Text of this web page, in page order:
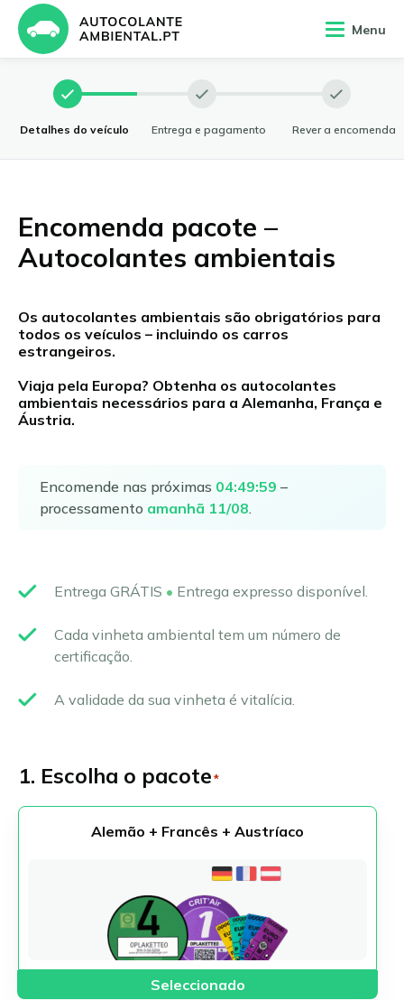
Français
Deutsch
Español
Suomi
Norsk bokmål
Čeština
Hrvatski
Slovenščina
Eesti
Latviešu
Menu
Detalhes do veículo Entrega e pagamento Rever a encomenda
Encomenda pacote –
Autocolantes ambientais
Os autocolantes ambientais são obrigatórios para
todos os veículos – incluindo os carros
estrangeiros.
Viaja pela Europa? Obtenha os autocolantes
ambientais necessários para a Alemanha, França e
Áustria.
Encomende nas próximas 04:49:59 –
processamento amanhã 11/08.
Entrega GRÁTIS • Entrega expresso disponível.
Cada vinheta ambiental tem um número de
certificação.
A validade da sua vinheta é vitalícia.
1. Escolha o pacote*
Alemão + Francês + Austríaco